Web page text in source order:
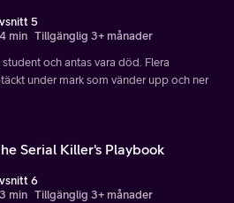
5
min Tillgänglig 3+ månader
och antas vara död. Flera
under mark som vänder upp och ner
Serial Killer's Playbook
6
min Tillgänglig 3+ månader